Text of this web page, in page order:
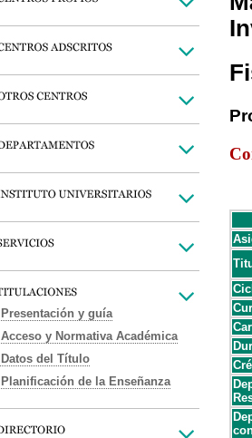
Presentación y guía
Acceso y Normativa Académica
Datos del Título
Planificación de la Enseñanza